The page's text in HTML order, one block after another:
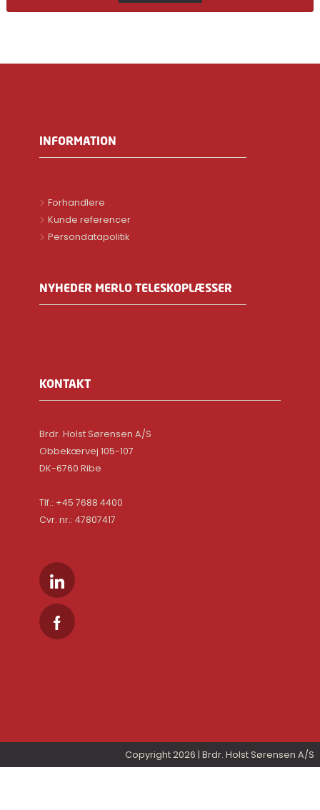
INFORMATION
Forhandlere
Kunde referencer
Persondatapolitik
NYHEDER MERLO TELESKOPLÆSSER
KONTAKT
Brdr. Holst Sørensen A/S
Obbekærvej 105-107
DK-6760 Ribe
Tlf.: +45 7688 4400
Cvr. nr.: 47807417
Copyright 2026 | Brdr. Holst Sørensen A/S